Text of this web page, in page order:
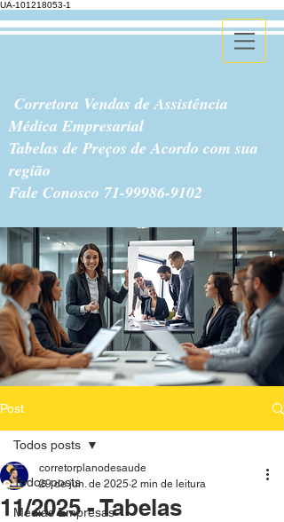
UA-101218053-1
Corretora Vendas de Assistência
Médica Empresarial
Tabelas de Preços de Acordo com sua
região
Fale Conosco 71-99986-9102
Post
Todos posts
Medias Empresas
Todos posts
11/2025 - Tabelas
corretorplanodesaude
29 de jun. de 2025 2 min de leitura